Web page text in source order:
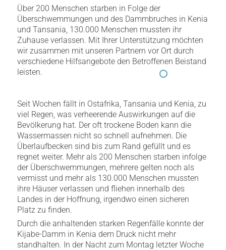
Über 200 Menschen starben in Folge der
Überschwemmungen und des Dammbruches in Kenia
und Tansania, 130.000 Menschen mussten ihr
Zuhause verlassen. Mit Ihrer Unterstützung möchten
wir zusammen mit unseren Partnern vor Ort durch
verschiedene Hilfsangebote den Betroffenen Beistand
leisten.
Seit Wochen fällt in Ostafrika, Tansania und Kenia, zu
viel Regen, was verheerende Auswirkungen auf die
Bevölkerung hat. Der oft trockene Boden kann die
Wassermassen nicht so schnell aufnehmen. Die
Überlaufbecken sind bis zum Rand gefüllt und es
regnet weiter. Mehr als 200 Menschen starben infolge
der Überschwemmungen, mehrere gelten noch als
vermisst und mehr als 130.000 Menschen mussten
ihre Häuser verlassen und fliehen innerhalb des
Landes in der Hoffnung, irgendwo einen sicheren
Platz zu finden.
Durch die anhaltenden starken Regenfälle konnte der
Kijabe-Damm in Kenia dem Druck nicht mehr
standhalten. In der Nacht zum Montag letzter Woche